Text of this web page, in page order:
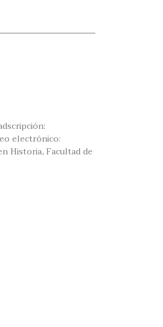
electrónico:
Historia, Facultad de